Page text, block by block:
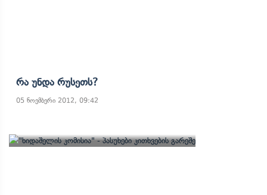
Რა Უნდა Რუსეთს?
05 ნოემბერი 2012, 09:42